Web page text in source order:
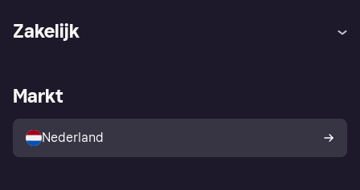
Winkeloverzicht
Kopersbescherming voor
consumenten
Zakelijk
Zakelijke login
Markt
Nederland